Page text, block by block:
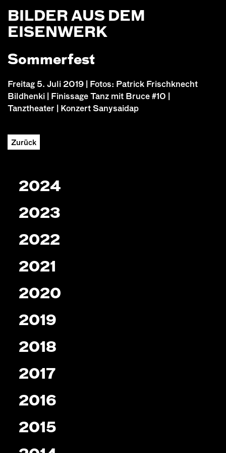
BILDER AUS DEM
EISENWERK
Sommerfest
Freitag 5. Juli 2019 | Fotos: Patrick Frischknecht
Bildhenki | Finissage Tanz mit Bruce #10 |
Tanztheater | Konzert Sanysaidap
Zurück
2024
2023
2022
2021
2020
2019
2018
2017
2016
2015